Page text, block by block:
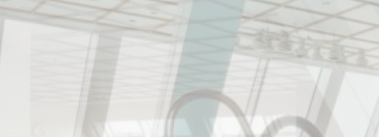
Voreinstellungen
Präferenz-Cookies ermöglichen es, die
könnten zum Beispiel die Benutzersprache
Anbieter
_deCookiesConsentDeleteKey
_deCountryResp